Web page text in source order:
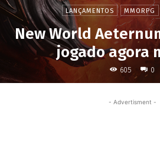
LANÇAMENTOS MMORPG
New World
jogado agora
605 0
- Advertisment -